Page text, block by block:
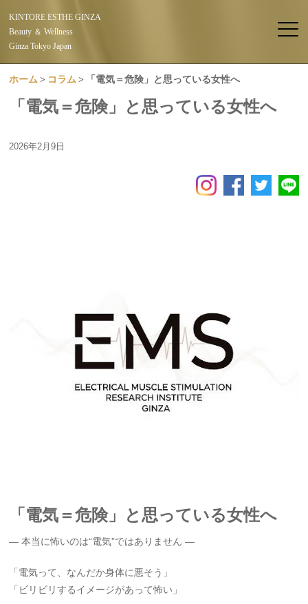
KINTORE ESTHE GINZA
Beauty ＆ Wellness
Ginza Tokyo Japan
ホーム コラム 「電気＝危険」と思っている女性へ
「電気＝危険」と思っている女性へ
2026年2月9日
「電気＝危険」と思っている女性へ
— 本当に怖いのは“電気”ではありません —
「電気って、なんだか身体に悪そう」
「ビリビリするイメージがあって怖い」